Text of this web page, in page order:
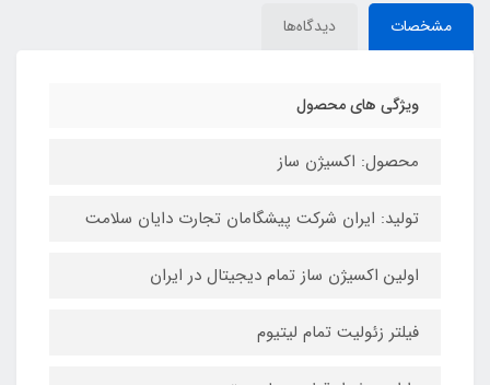
مشخصات دیدگاه‌ها
ویژگی های محصول
محصول: اکسیژن‌ ساز
تولید: ایران شرکت پیشگامان تجارت دایان سلامت
اولین اکسیژن ساز تمام دیجیتال در ایران
فیلتر زئولیت تمام لیتیوم